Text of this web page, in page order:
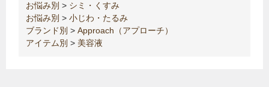
お悩み別 > シミ・くすみ
お悩み別 > 小じわ・たるみ
ブランド別 > Approach（アプローチ）
アイテム別 > 美容液